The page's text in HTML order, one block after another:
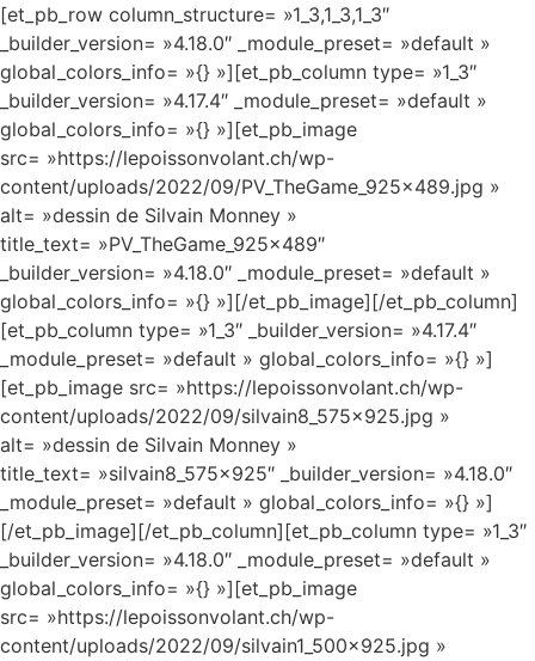
[et_pb_row column_structure= »1_3,1_3,1_3″
_builder_version= »4.18.0″ _module_preset= »default »
global_colors_info= »{} »][et_pb_column type= »1_3″
_builder_version= »4.17.4″ _module_preset= »default »
global_colors_info= »{} »][et_pb_image
src= »https://lepoissonvolant.ch/wp-
content/uploads/2022/09/PV_TheGame_925x489.jpg »
alt= »dessin de Silvain Monney »
title_text= »PV_TheGame_925x489″
_builder_version= »4.18.0″ _module_preset= »default »
global_colors_info= »{} »][/et_pb_image][/et_pb_column]
[et_pb_column type= »1_3″ _builder_version= »4.17.4″
_module_preset= »default » global_colors_info= »{} »]
[et_pb_image src= »https://lepoissonvolant.ch/wp-
content/uploads/2022/09/silvain8_575x925.jpg »
alt= »dessin de Silvain Monney »
title_text= »silvain8_575x925″ _builder_version= »4.18.0″
_module_preset= »default » global_colors_info= »{} »]
[/et_pb_image][/et_pb_column][et_pb_column type= »1_3″
_builder_version= »4.18.0″ _module_preset= »default »
global_colors_info= »{} »][et_pb_image
src= »https://lepoissonvolant.ch/wp-
content/uploads/2022/09/silvain1_500x925.jpg »